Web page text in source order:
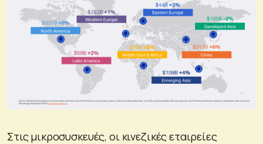
Στις μικροσυσκευές, οι κινεζικές εταιρείες